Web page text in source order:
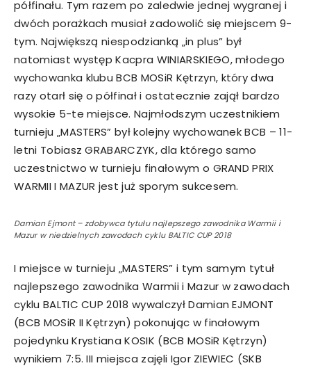
półfinału. Tym razem po zaledwie jednej wygranej i
dwóch porażkach musiał zadowolić się miejscem 9-
tym. Największą niespodzianką „in plus” był
natomiast występ Kacpra WINIARSKIEGO, młodego
wychowanka klubu BCB MOSiR Kętrzyn, który dwa
razy otarł się o półfinał i ostatecznie zajął bardzo
wysokie 5-te miejsce. Najmłodszym uczestnikiem
turnieju „MASTERS” był kolejny wychowanek BCB – 11-
letni Tobiasz GRABARCZYK, dla którego samo
uczestnictwo w turnieju finałowym o GRAND PRIX
WARMII I MAZUR jest już sporym sukcesem.
Damian Ejmont – zdobywca tytułu najlepszego zawodnika Warmii i
Mazur w niedzielnych zawodach cyklu BALTIC CUP 2018
I miejsce w turnieju „MASTERS” i tym samym tytuł
najlepszego zawodnika Warmii i Mazur w zawodach
cyklu BALTIC CUP 2018 wywalczył Damian EJMONT
(BCB MOSiR II Kętrzyn) pokonując w finałowym
pojedynku Krystiana KOSIK (BCB MOSiR Kętrzyn)
wynikiem 7:5. III miejsca zajęli Igor ZIEWIEC (SKB